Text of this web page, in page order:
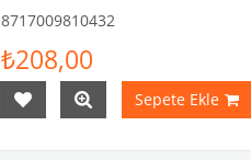
8717009810432
₺208,00
Sepete Ekle